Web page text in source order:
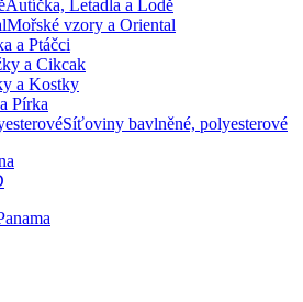
Autíčka, Letadla a Lodě
Mořské vzory a Oriental
a Ptáčci
a Cikcak
a Kostky
Pírka
Síťoviny bavlněné, polyesterové